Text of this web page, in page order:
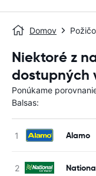
Domov
Niektoré z
dostupných
Ponúkame
Balsas:
Alamo